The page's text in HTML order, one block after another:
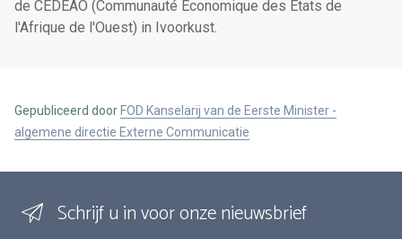
de CEDEAO (Communauté Economique des Etats de
l'Afrique de l'Ouest) in Ivoorkust.
Gepubliceerd door FOD Kanselarij van de Eerste Minister -
algemene directie Externe Communicatie
Schrijf u in voor onze nieuwsbrief